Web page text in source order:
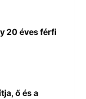
20 éves férfi
ő és a